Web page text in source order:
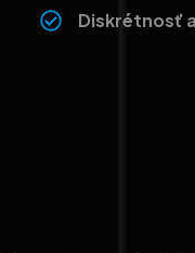
Diskrétnosť